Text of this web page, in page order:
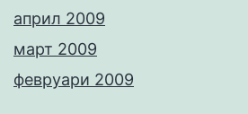
април 2009
март 2009
февруари 2009